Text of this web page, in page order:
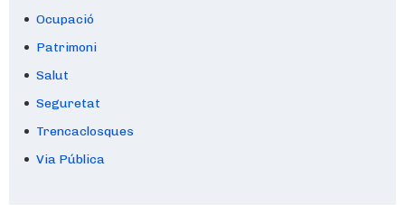
Ocupació
Patrimoni
Salut
Seguretat
Trencaclosques
Via Pública